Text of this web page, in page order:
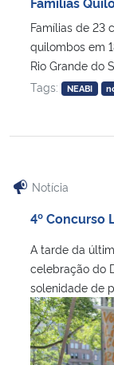
Famílias de 23
quilombos em
Rio Grande do
Tags:
NEABI
Notícia
4º Concurso
A tarde da
celebração do
solenidade de